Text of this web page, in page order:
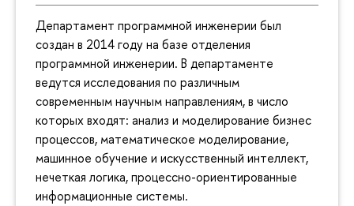
Департамент программной инженерии был
создан в 2014 году на базе отделения
программной инженерии. В департаменте
ведутся исследования по различным
современным научным направлениям, в число
которых входят: анализ и моделирование бизнес
процессов, математическое моделирование,
машинное обучение и искусственный интеллект,
нечеткая логика, процессно-ориентированные
информационные системы.